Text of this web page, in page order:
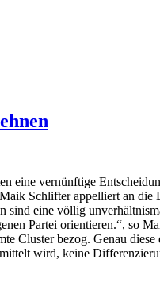
eine vernünftige
Schlifter appelliert an
sind eine völlig
Partei orientieren.“, so
Cluster bezog. Genau
wird, keine